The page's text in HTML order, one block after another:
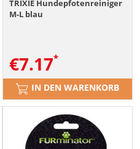
TRIXIE Hundepfotenreiniger
M-L blau
€7.17
IN DEN WARENKORB